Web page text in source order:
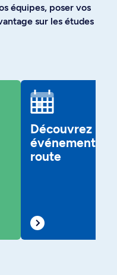
équipes, poser vos
sur les études
Découvrez nos
événements
route